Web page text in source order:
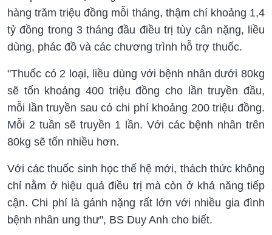
hàng trăm triệu đồng mỗi tháng, thậm chí khoảng 1,4
tỷ đồng trong 3 tháng đầu điều trị tùy cân nặng, liều
dùng, phác đồ và các chương trình hỗ trợ thuốc.
"Thuốc có 2 loại, liều dùng với bệnh nhân dưới 80kg
sẽ tốn khoảng 400 triệu đồng cho lần truyền đầu,
mỗi lần truyền sau có chi phí khoảng 200 triệu đồng.
Mỗi 2 tuần sẽ truyền 1 lần. Với các bệnh nhân trên
80kg sẽ tốn nhiều hơn.
Với các thuốc sinh học thế hệ mới, thách thức không
chỉ nằm ở hiệu quả điều trị mà còn ở khả năng tiếp
cận. Chi phí là gánh nặng rất lớn với nhiều gia đình
bệnh nhân ung thư", BS Duy Anh cho biết.